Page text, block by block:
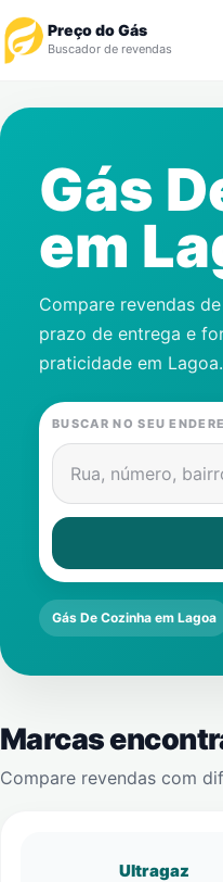
Preço do Gás
Buscador de revendas
Revendedor
Notícias
Gás
Contatos
Gás
em
Compare revendas
prazo de entrega e
praticidade em Lagoa.
BUSCAR NO SEU
Rua, número,
Gás De Cozinha em Lagoa
Marcas
Compare revendas com
Ultragaz